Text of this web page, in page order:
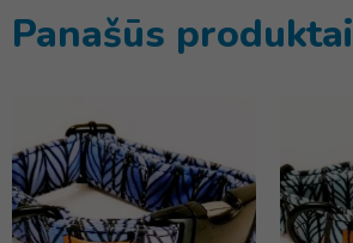
Panašūs produktai